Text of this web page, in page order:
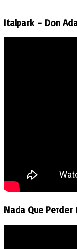
Italpark – Don
Nada Que Perder